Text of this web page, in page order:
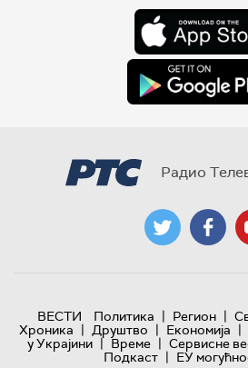
Радио
ВЕСТИ Политика | Регион |
Хроника | Друштво | Економија |
у Украјини | Време | Сервисне
Подкаст | ЕУ